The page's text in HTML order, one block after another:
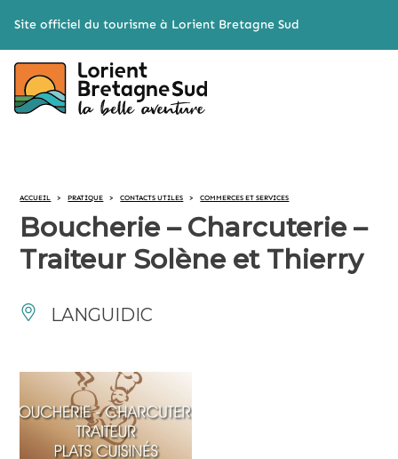
Site officiel du tourisme à Lorient Bretagne Sud
ACCUEIL > PRATIQUE > CONTACTS UTILES > COMMERCES ET SERVICES
Boucherie – Charcuterie –
Traiteur Solène et Thierry
LANGUIDIC